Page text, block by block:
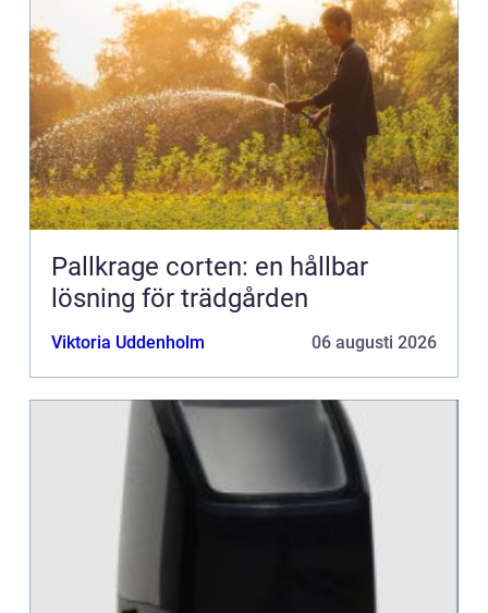
Pallkrage corten: en hållbar
lösning för trädgården
Viktoria Uddenholm 06 augusti 2026